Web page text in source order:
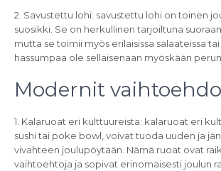
2. Savustettu lohi: savustettu lohi on toinen
suosikki. Se on herkullinen tarjoiltuna
mutta se toimii myös erilaisissa salaateissa tai
hassumpaa ole sellaisenaan myöskään
Modernit
1. Kalaruoat eri kulttuureista: kalaruoat eri
sushi tai poke bowl, voivat tuoda uuden ja
vivahteen joulupöytään. Nämä ruoat ovat
vaihtoehtoja ja sopivat erinomaisesti joulun